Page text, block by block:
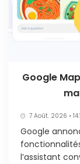
Google
7 Août. 2026 •
Google
l’assistant